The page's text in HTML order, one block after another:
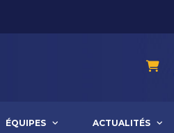
ÉQUIPES ACTUALITÉS